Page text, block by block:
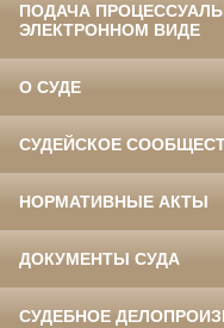
ПОДАЧА
ЭЛЕКТРОННОМ ВИДЕ
О СУДЕ
СУДЕЙСКОЕ
НОРМАТИВНЫЕ АКТЫ
ДОКУМЕНТЫ СУДА
СУДЕБНОЕ